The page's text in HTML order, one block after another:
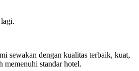
sewakan dengan kualitas terbaik, kuat,
memenuhi standar hotel.